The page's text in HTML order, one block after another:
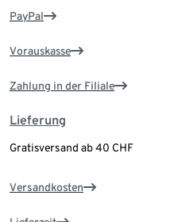
PayPal
Vorauskasse
Zahlung in der Filiale
Lieferung
Gratisversand ab 40 CHF
Versandkosten